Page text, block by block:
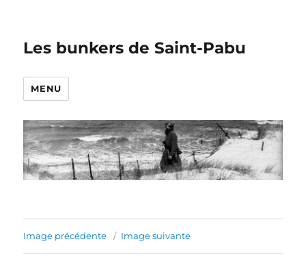
Les bunkers de Saint-Pabu
MENU
Image précédente Image suivante